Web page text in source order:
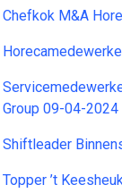
Chefkok M&A
Group 09-04-2024
Shiftleader
Topper ’t